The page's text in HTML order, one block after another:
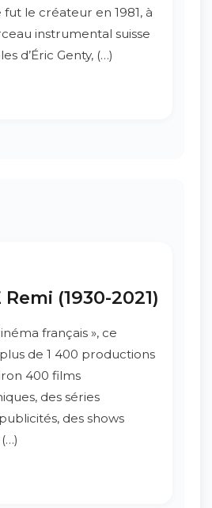
le créateur en 1981, à
instrumental suisse
d’Éric Genty, (…)
(1930-2021)
français », ce
de 1 400 productions
400 films
des séries
des shows